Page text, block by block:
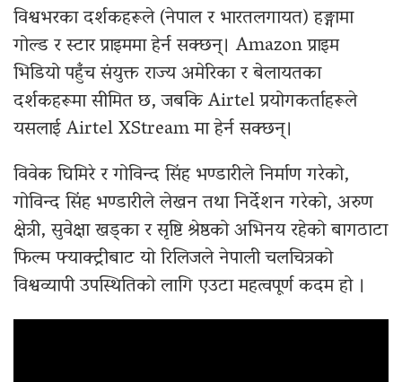
विश्वभरका दर्शकहरूले (नेपाल र भारतलगायत) हङ्गामा
गोल्ड र स्टार प्राइममा हेर्न सक्छन्। Amazon प्राइम
भिडियो पहुँच संयुक्त राज्य अमेरिका र बेलायतका
दर्शकहरूमा सीमित छ, जबकि Airtel प्रयोगकर्ताहरूले
यसलाई Airtel XStream मा हेर्न सक्छन्।
विवेक घिमिरे र गोविन्द सिंह भण्डारीले निर्माण गरेको,
गोविन्द सिंह भण्डारीले लेखन तथा निर्देशन गरेको, अरुण
क्षेत्री, सुवेक्षा खड्का र सृष्टि श्रेष्ठको अभिनय रहेको बागठाटा
फिल्म फ्याक्ट्रीबाट यो रिलिजले नेपाली चलचित्रको
विश्वव्यापी उपस्थितिको लागि एउटा महत्वपूर्ण कदम हो ।